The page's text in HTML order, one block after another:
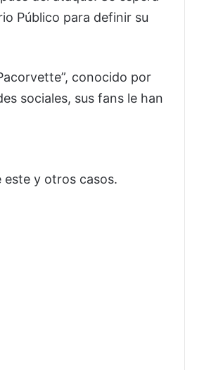
Público para definir su
conocido por
sociales, sus fans le han
este y otros casos.